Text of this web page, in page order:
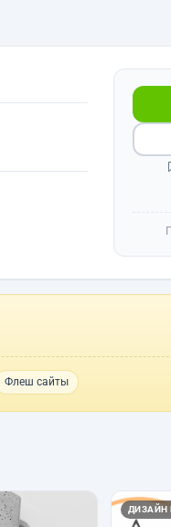
Флеш сайты
ДИЗАЙН